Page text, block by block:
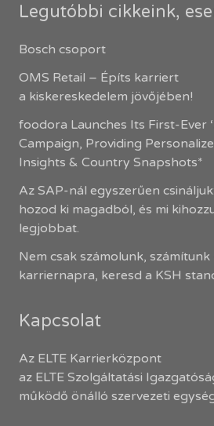
Legutóbbi cikkeink,
Bosch csoport
OMS Retail – Építs karriert
a kiskereskedelem jövőjében!
foodora Launches Its First-Ever
Campaign, Providing
Insights & Country Snapshots*
Az SAP-nál egyszerűen
hozod ki magadból, és mi
legjobbat.
Nem csak számolunk, számítunk
karriernapra, keresd a KSH
Kapcsolat
Az ELTE Karrierközpont
az ELTE Szolgáltatási
működő önálló szervezeti